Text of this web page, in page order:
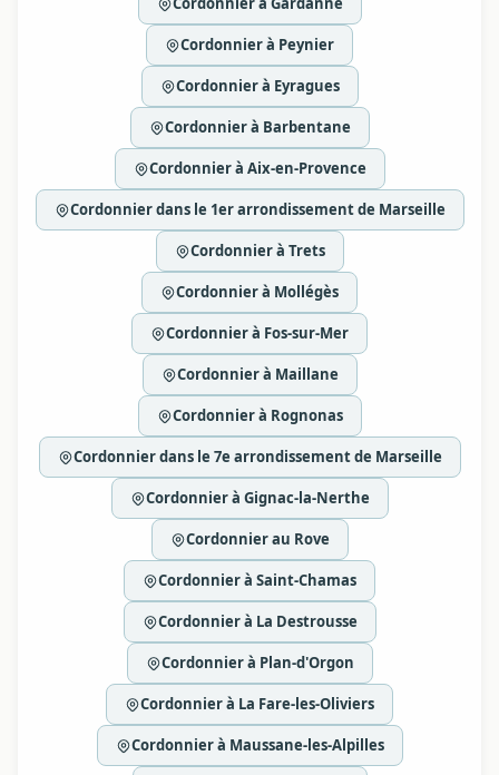
Cordonnier à Peynier
Cordonnier à Eyragues
Cordonnier à Barbentane
Cordonnier à Aix-en-Provence
Cordonnier dans le 1er arrondissement de Marseille
Cordonnier à Trets
Cordonnier à Mollégès
Cordonnier à Fos-sur-Mer
Cordonnier à Maillane
Cordonnier à Rognonas
Cordonnier dans le 7e arrondissement de Marseille
Cordonnier à Gignac-la-Nerthe
Cordonnier au Rove
Cordonnier à Saint-Chamas
Cordonnier à La Destrousse
Cordonnier à Plan-d'Orgon
Cordonnier à La Fare-les-Oliviers
Cordonnier à Maussane-les-Alpilles